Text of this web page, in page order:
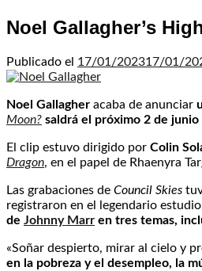
Noel Gallagher’s
Publicado el 17/01/202317/01/
Noel Gallagher acaba de anunciar
Moon? saldrá el próximo 2 de junio
El clip estuvo dirigido por Colin
Dragon, en el papel de Rhaenyra
Las grabaciones de Council Skies
registraron en el legendario
de Johnny Marr en tres temas,
«Soñar despierto, mirar al cielo y
en la pobreza y el desempleo, la